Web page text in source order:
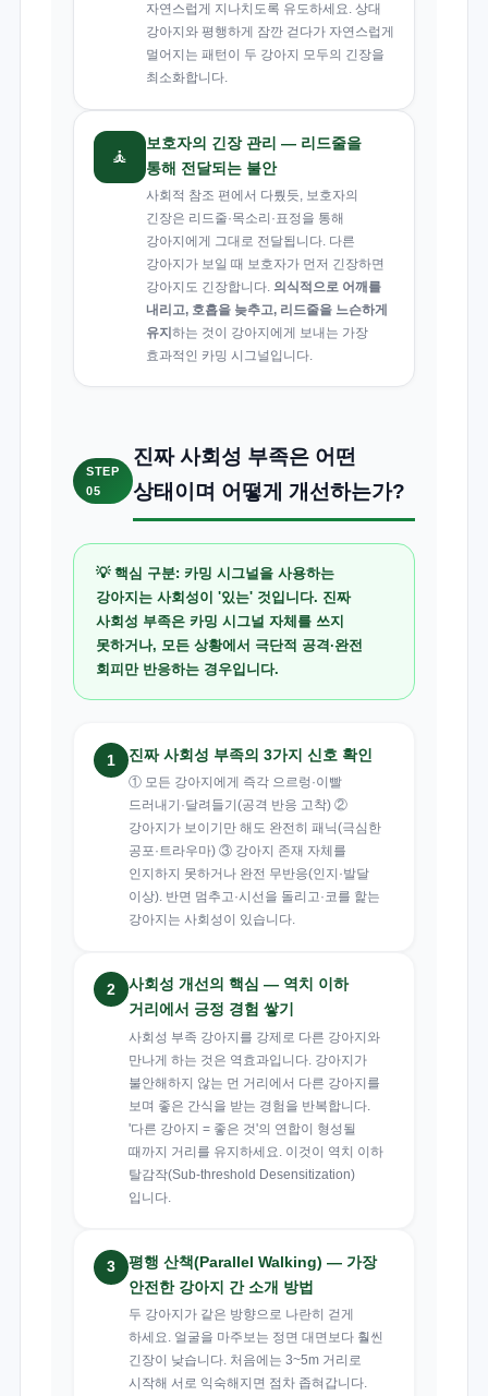
자연스럽게 지나치도록 유도하세요. 상대
강아지와 평행하게 잠깐 걷다가 자연스럽게
멀어지는 패턴이 두 강아지 모두의 긴장을
최소화합니다.
🧘
보호자의 긴장 관리 — 리드줄을
통해 전달되는 불안
사회적 참조 편에서 다뤘듯, 보호자의
긴장은 리드줄·목소리·표정을 통해
강아지에게 그대로 전달됩니다. 다른
강아지가 보일 때 보호자가 먼저 긴장하면
강아지도 긴장합니다. 의식적으로 어깨를
내리고, 호흡을 늦추고, 리드줄을 느슨하게
유지하는 것이 강아지에게 보내는 가장
효과적인 카밍 시그널입니다.
STEP
05
진짜 사회성 부족은 어떤
상태이며 어떻게 개선하는가?
💡 핵심 구분: 카밍 시그널을 사용하는
강아지는 사회성이 '있는' 것입니다. 진짜
사회성 부족은 카밍 시그널 자체를 쓰지
못하거나, 모든 상황에서 극단적 공격·완전
회피만 반응하는 경우입니다.
1 진짜 사회성 부족의 3가지 신호 확인
① 모든 강아지에게 즉각 으르렁·이빨
드러내기·달려들기(공격 반응 고착) ②
강아지가 보이기만 해도 완전히 패닉(극심한
공포·트라우마) ③ 강아지 존재 자체를
인지하지 못하거나 완전 무반응(인지·발달
이상). 반면 멈추고·시선을 돌리고·코를 핥는
강아지는 사회성이 있습니다.
2
사회성 개선의 핵심 — 역치 이하
거리에서 긍정 경험 쌓기
사회성 부족 강아지를 강제로 다른 강아지와
만나게 하는 것은 역효과입니다. 강아지가
불안해하지 않는 먼 거리에서 다른 강아지를
보며 좋은 간식을 받는 경험을 반복합니다.
'다른 강아지 = 좋은 것'의 연합이 형성될
때까지 거리를 유지하세요. 이것이 역치 이하
탈감작(Sub-threshold Desensitization)
입니다.
3
평행 산책(Parallel Walking) — 가장
안전한 강아지 간 소개 방법
두 강아지가 같은 방향으로 나란히 걷게
하세요. 얼굴을 마주보는 정면 대면보다 훨씬
긴장이 낮습니다. 처음에는 3~5m 거리로
시작해 서로 익숙해지면 점차 좁혀갑니다.